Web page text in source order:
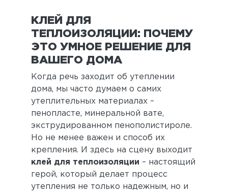
КЛЕЙ ДЛЯ
ТЕПЛОИЗОЛЯЦИИ: ПОЧЕМУ
ЭТО УМНОЕ РЕШЕНИЕ ДЛЯ
ВАШЕГО ДОМА
Когда речь заходит об утеплении
дома, мы часто думаем о самих
утеплительных материалах –
пенопласте, минеральной вате,
экструдированном пенополистироле.
Но не менее важен и способ их
крепления. И здесь на сцену выходит
клей для теплоизоляции – настоящий
герой, который делает процесс
утепления не только надежным, но и